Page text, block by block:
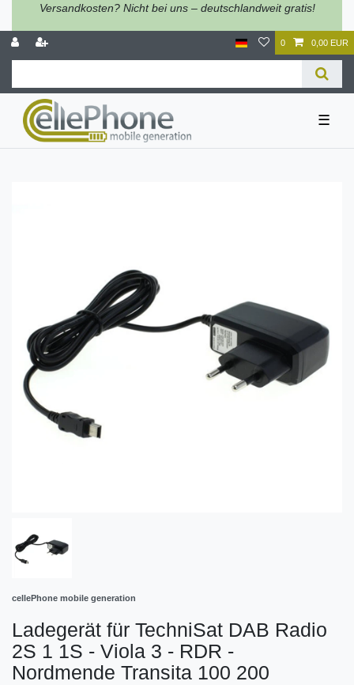
Versandkosten? Nicht bei uns – deutschlandweit gratis!
0 0,00 EUR
☰
cellePhone mobile generation
Ladegerät für TechniSat DAB Radio
2S 1 1S - Viola 3 - RDR -
Nordmende Transita 100 200